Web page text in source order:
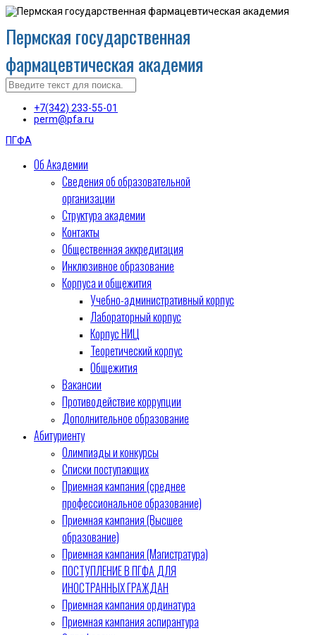
Пермская государственная
фармацевтическая академия
+7(342) 233-55-01
perm@pfa.ru
ПГФА
Об Академии
Сведения об образовательной
организации
Структура академии
Контакты
Общественная аккредитация
Инклюзивное образование
Корпуса и общежития
Учебно-административный корпус
Лабораторный корпус
Корпус НИЦ
Теоретический корпус
Общежития
Вакансии
Противодействие коррупции
Дополнительное образование
Абитуриенту
Олимпиады и конкурсы
Списки поступающих
Приемная кампания (среднее
профессиональное образование)
Приемная кампания (Высшее
образование)
Приемная кампания (Магистратура)
ПОСТУПЛЕНИЕ В ПГФА ДЛЯ
ИНОСТРАННЫХ ГРАЖДАН
Приемная кампания ординатура
Приемная кампания аспирантура